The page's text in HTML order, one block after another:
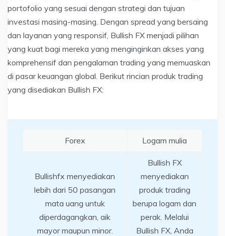
portofolio yang sesuai dengan strategi dan tujuan
investasi masing-masing. Dengan spread yang bersaing
dan layanan yang responsif, Bullish FX menjadi pilihan
yang kuat bagi mereka yang menginginkan akses yang
komprehensif dan pengalaman trading yang memuaskan
di pasar keuangan global. Berikut rincian produk trading
yang disediakan Bullish FX:
Forex Logam mulia
Bullishfx menyediakan
lebih dari 50 pasangan
mata uang untuk
diperdagangkan, aik
mayor maupun minor.
Bullish FX
menyediakan
produk trading
berupa logam dan
perak. Melalui
Bullish FX, Anda